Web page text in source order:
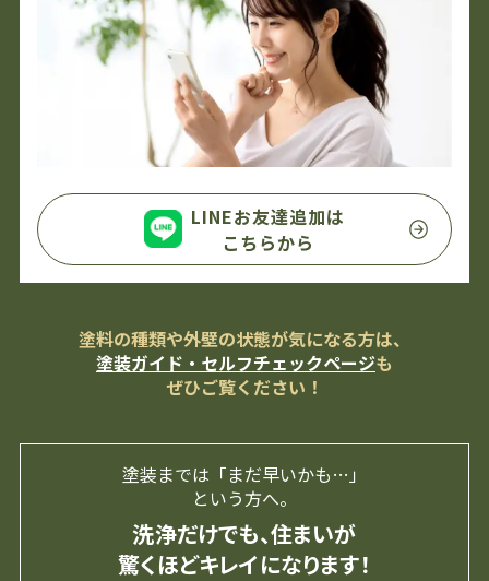
LINEお友達追加は
こちらから
塗料の種類や外壁の状態が気になる方は、
塗装ガイド・セルフチェックページも
ぜひご覧ください！
塗装までは「まだ早いかも…」
という方へ。
洗浄だけでも、住まいが
驚くほどキレイになります！